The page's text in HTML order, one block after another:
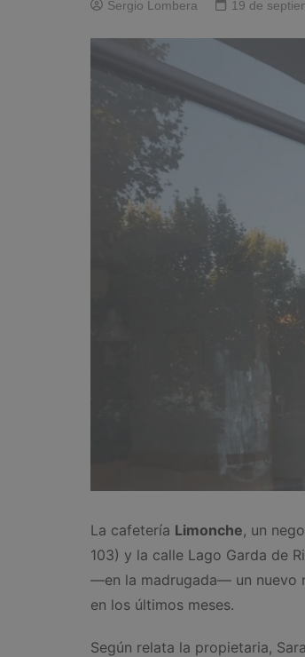
Sergio Lombera 19 de
La cafetería Limonche, un
103) y la calle Lago Garda de
—en la madrugada— un nuevo
en los últimos meses.
Según relata la propietaria,